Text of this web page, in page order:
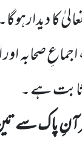
کا
صحابہ
ہے ۔
پاک سے